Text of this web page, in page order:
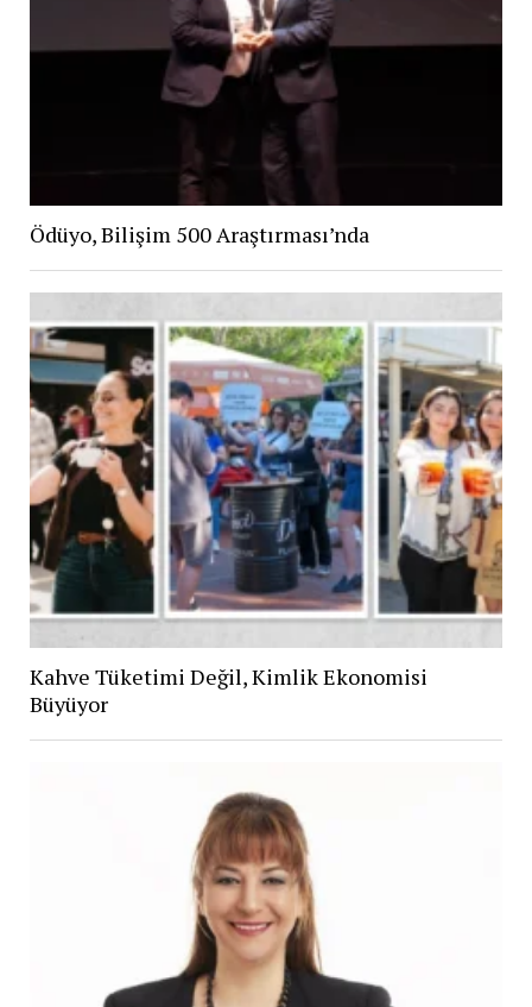
Ödüyo, Bilişim 500 Araştırması’nda
Kahve Tüketimi Değil, Kimlik Ekonomisi
Büyüyor